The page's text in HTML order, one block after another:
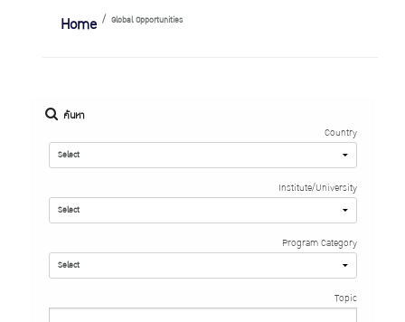
Home Global Opportunities
ค้นหา
Country
Institute/University
Program Category
Topic